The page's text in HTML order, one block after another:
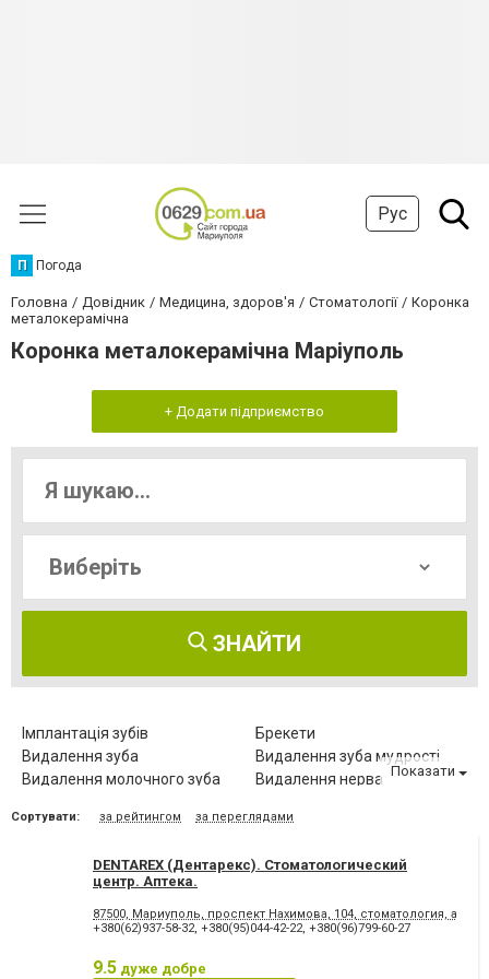
Рус
П Погода
Головна Довідник Медицина, здоров'я Стоматології
Коронка
металокерамічна
Коронка металокерамічна Маріуполь
+ Додати підприємство
ЗНАЙТИ
Імплантація зубів
Брекети
Видалення зуба
Видалення зуба мудрості
Видалення молочного зуба
Видалення нерва
Відбілювання зубів
Вініри
Діагностика зубів
Елайнери
Естетична реставрація
Зубні протези
Клиновидний дефект зубів
Комп'ютерна томографія
Коронка безметалова
Показати
Сортувати: за рейтингом за переглядами
DENTAREX (Дентарекс). Cтоматологический
центр. Аптeкa.
87500, Мариуполь, проспект Нахимова, 104, стоматология,
+380(62)937-58-32, +380(95)044-42-22, +380(96)799-60-27
9.5 дуже добре